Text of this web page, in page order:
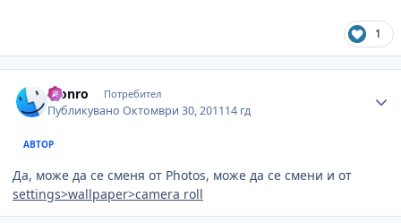
1
Monro Потребител
ПубликуваноОктомври 30, 201114 гд
АВТОР
Да, може да се сменя от Photos, може да се смени и от
settings>wallpaper>camera roll